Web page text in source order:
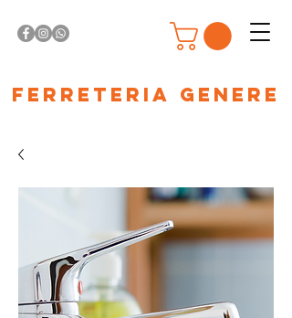
Ferreteria Genere